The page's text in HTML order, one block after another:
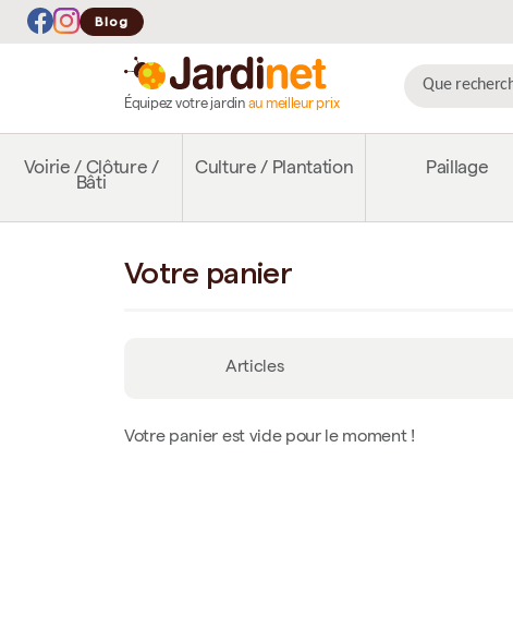
Blog
Équipez votre jardin au meilleur prix
Voirie / Clôture /
Bâti
Culture / Plantation Paillage
Votre panier
Articles
Votre panier est vide pour le moment !